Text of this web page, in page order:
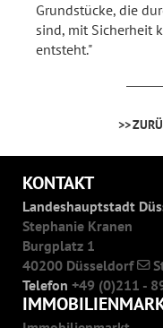
Grundstücke, die
sind, mit Sicherheit
entsteht."
KONTAKT
Landeshauptstadt
Stephanie Kranen
Burgplatz 1
40200 Düsseldorf
Telefon +49 (0)211 -